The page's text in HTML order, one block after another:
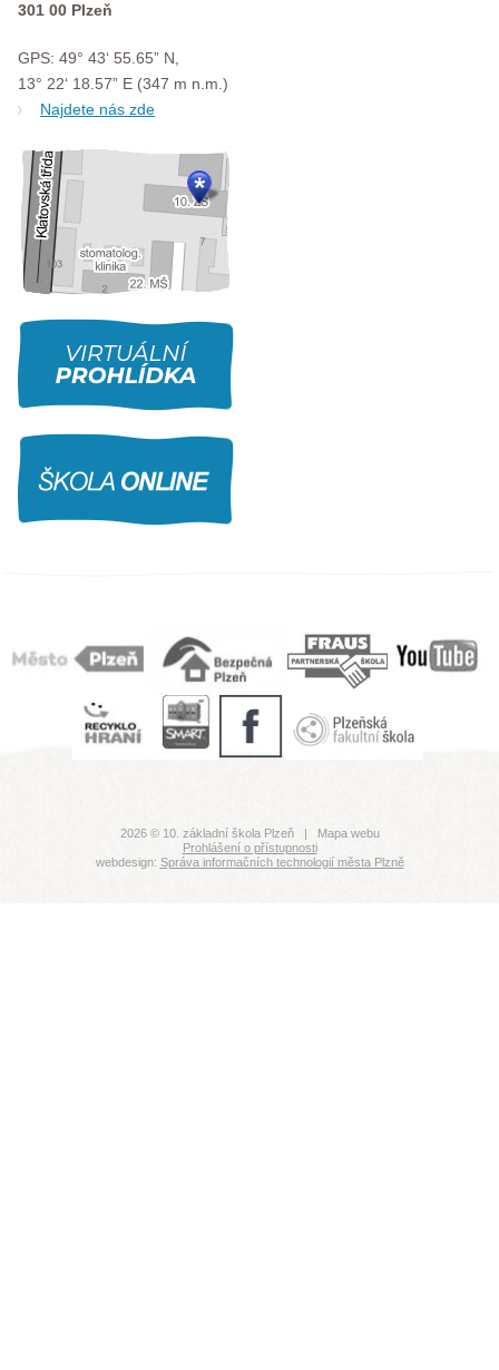
301 00 Plzeň
GPS: 49° 43‘ 55.65” N,
13° 22‘ 18.57” E (347 m n.m.)
Najdete nás zde
2026 © 10. základní škola Plzeň |
Mapa webu
Prohlášení o přístupnosti
webdesign: Správa informačních technologií města Plzně